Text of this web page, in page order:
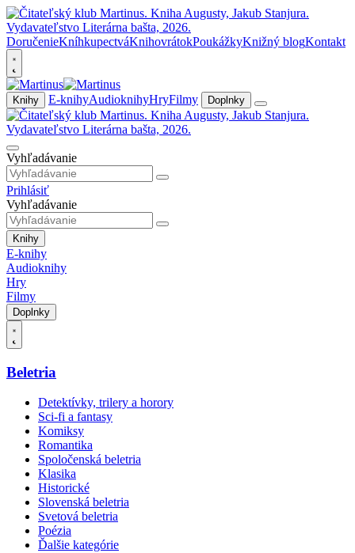
DoručenieKníhkupectváKnihovrátokPoukážkyKnižný blogKontakt
Knihy E-knihyAudioknihyHryFilmy Doplnky
Vyhľadávanie
Prihlásiť
Vyhľadávanie
Knihy
E-knihy
Audioknihy
Hry
Filmy
Doplnky
Beletria
Detektívky, trilery a horory
Sci-fi a fantasy
Komiksy
Romantika
Spoločenská beletria
Klasika
Historické
Slovenská beletria
Svetová beletria
Poézia
Ďalšie kategórie